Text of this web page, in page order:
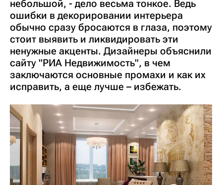
небольшой, - дело весьма тонкое. Ведь
ошибки в декорировании интерьера
обычно сразу бросаются в глаза, поэтому
стоит выявить и ликвидировать эти
ненужные акценты. Дизайнеры объяснили
сайту "РИА Недвижимость", в чем
заключаются основные промахи и как их
исправить, а еще лучше – избежать.